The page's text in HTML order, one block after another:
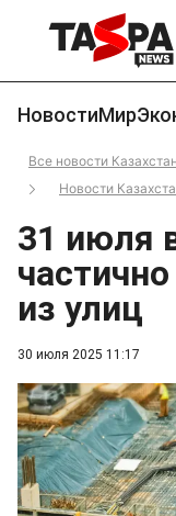
НовостиМир
Все новости
Новости
30 июля 2025 11:17
31 июля
из улиц